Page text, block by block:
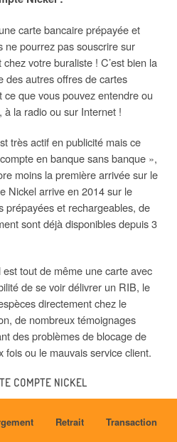
carte bancaire prépayée et
ne pourrez pas souscrire sur
votre buraliste ! C’est bien la
des autres offres de cartes
que vous pouvez entendre ou
la radio ou sur Internet !
très actif en publicité mais ce
en banque sans banque »,
moins la première arrivée sur le
Nickel arrive en 2014 sur le
prépayées et rechargeables, de
sont déjà disponibles depuis 3
tout de même une carte avec
de se voir délivrer un RIB, le
directement chez le
de nombreux témoignages
des problèmes de blocage de
ou le mauvais service client.
COMPTE NICKEL
Retrait Transaction